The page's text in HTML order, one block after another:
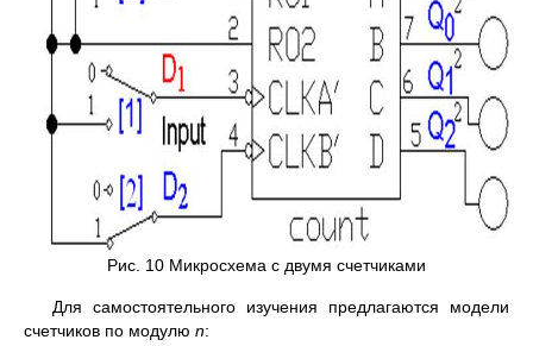
Рис. 10 Микросхема с двумя счетчиками
Для самостоятельного изучения предлагаются модели
счетчиков по модулю n: